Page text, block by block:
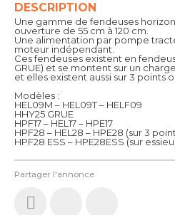
Partager l'annonce
DESCRIPTION
Une gamme de fendeuses
ouverture de 55 cm à 120 cm.
Une alimentation par pompe
moteur indépendant.
Ces fendeuses existent en
GRUE) et se montent sur un
et elles existent aussi sur 3 points
Modèles :
HEL09M – HEL09T – HELF09
HHY25 GRUE
HPF17 – HEL17 – HPE17
HPF28 – HEL28 – HPE28 (sur 3
HPF28 ESS – HPE28ESS (sur